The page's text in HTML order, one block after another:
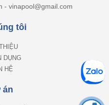
- vinapool@gmail.com
tôi
DỤNG
HỆ
án